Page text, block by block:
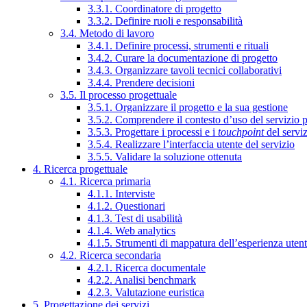
3.3.1. Coordinatore di progetto
3.3.2. Definire ruoli e responsabilità
3.4. Metodo di lavoro
3.4.1. Definire processi, strumenti e rituali
3.4.2. Curare la documentazione di progetto
3.4.3. Organizzare tavoli tecnici collaborativi
3.4.4. Prendere decisioni
3.5. Il processo progettuale
3.5.1. Organizzare il progetto e la sua gestione
3.5.2. Comprendere il contesto d’uso del servizio
3.5.3. Progettare i processi e i touchpointdel
3.5.4. Realizzare l’interfaccia utente del servizio
3.5.5. Validare la soluzione ottenuta
4. Ricerca progettuale
4.1. Ricerca primaria
4.1.1. Interviste
4.1.2. Questionari
4.1.3. Test di usabilità
4.1.4. Web analytics
4.1.5. Strumenti di mappatura dell’esperienza
4.2. Ricerca secondaria
4.2.1. Ricerca documentale
4.2.2. Analisi benchmark
4.2.3. Valutazione euristica
5. Progettazione dei servizi